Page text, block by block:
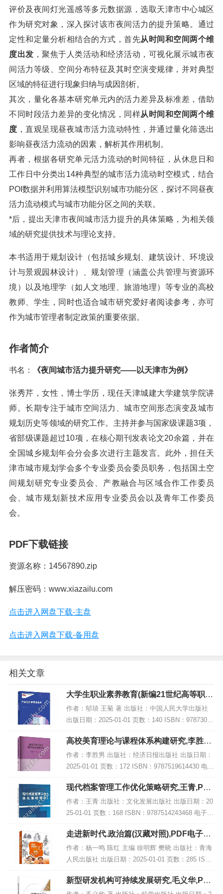
评价及夜间灯光遥感等多元数据源，选取天津市中心城区
作为研究对象，深入探讨该市夜间活力的提升策略。通过
定性和定量分析相结合的方式，首先从时间和空间两个维
度出发 ，聚焦于人类活动和经济活动，可视化展示城市夜
间活力等级、空间分布特征及其时空演变规律，并对典型
区域的特征进行现象归纳与成因剖析。
其次，量化各基本研究单元内的活力差异及标准差，借助
不同时段活力差异的变化情况，同样从时间和空间两个维
度 ，直观呈现昼夜城市活力流动特性，并通过量化筛选出
影响昼夜活力流动的因素，解析其作用机制。
再者，根据各研究单元活力流动的时间特征，从休息日和
工作日中分类出14种典型的城市活力流动时空模式，结合
POI数据并利用算法模型识别城市功能分区，探讨不同昼夜
活力流动模式与城市功能分区之间的关联。
*后，提出天津市夜间城市活力提升的具体策略，为相关领
域的研究提供技术与理论支持。
本书适用于规划设计（包括城乡规划、建筑设计、环境设
计与景观园林设计）、规划管理（涵盖公共管理与资源环
境）以及地理学（如人文地理、旅游地理）等专业的高校
教师、学生，同时也适合城市研究爱好者阅读参考，亦可
作为城市管理者制定政策的重要依据。
作者简介
书名： 《夜间城市活力提升研究——以天津市为例》
张秀芹，女性，博士学历，现任天津城建大学建筑学院讲
师。长期专注于城市空间活力、城市空间形态演变及城市
规划历史等领域的研究工作。主持并参与国家级课题3项，
省部级课题超过10项，在核心期刊发表论文20余篇，并在
全国城乡规划年会分会多次进行主题发言。此外，担任天
津市城市规划学会多个专业委员会委员职务，包括国土空
间规划研究专业委员会、产教融合与区域合作工作委员
会、城市规划新技术应用专业委员会以及青年工作委员
会。
PDF下载链接
资源名称：14567890.zip
解压密码：www.xiazailu.com
点击进入网盘下载-主盘
点击进入网盘下载-备用盘
相关文章
大学生职业素养教育(新编21世纪高等职业
教育精品教材·通识课系列),PDF下载
作者：邬琰 王菊 著 出版社：中国人民大学出版社
出版日期：2025-01-01 页数：140 ISBN：97873003
29963 电子书大小：221MB [高清扫描版PDF格式]
内容简...
高校美育理论与课程体系构建研究,李胜男,
PDF电子书网盘下载
作者：李胜男 出版社：经济日报出版社 出版日期：
2025-01-01 页数：172 ISBN：9787519614430 电子
书大小：191MB [高清扫描版PDF格式] 内容简介
《高校美...
现代档案管理工作优化策略研究,王青,PDF
电子书网盘下载
作者：王青 出版社：文化发展出版社 出版日期：20
25-01-01 页数：168 ISBN：9787514243468 电子书
大小：264MB [高清扫描版PDF格式] 内容简介 书
名：《现...
走进新时代.政治篇(汉藏对照),PDF电子书
网盘下载
作者：杨一鸣 陈红 主编 徐明辉 樊晓 出版社：青海
人民出版社 出版日期：2025-01-01 页数：285 ISB
N：9787225066783 电子书大小：178MB [高清扫描
版P...
新型研发机构可持续发展研究,毛义华,PDF
电子书网盘下载